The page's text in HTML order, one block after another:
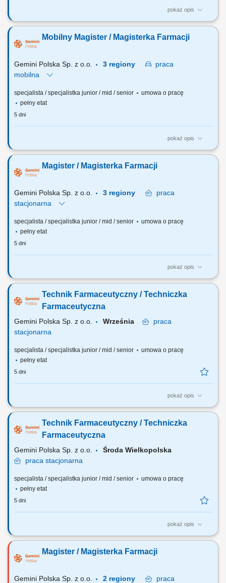
pokaż opis
Czego możesz się spodziewać? dynamiki pracy – z jednej strony
to Ty jesteś ekspertem – wierzymy w Twoją fachową wiedzę, dlatego
każdemu Pacjentowi możesz poświęcić tyle czasu, ile potrzebujesz i to
Mobilny Magister / Magisterka Farmacji
Gemini Polska Sp. z o.o.
praca
mobilna
specjalista / specjalistka junior / mid / senior
umowa o pracę
pełny etat
5 dni
pokaż opis
Czego możesz się spodziewać? dynamiki pracy – z jednej strony
to Ty jesteś ekspertem – wierzymy w Twoją fachową wiedzę, dlatego
każdemu Pacjentowi możesz poświęcić tyle czasu, ile potrzebujesz i to
Magister / Magisterka Farmacji
Gemini Polska Sp. z o.o.
praca
stacjonarna
specjalista / specjalistka junior / mid / senior
umowa o pracę
pełny etat
5 dni
pokaż opis
Czego możesz się spodziewać? dynamiki pracy – z jednej strony
to Ty jesteś ekspertem – wierzymy w Twoją fachową wiedzę, dlatego
każdemu Pacjentowi możesz poświęcić tyle czasu, ile potrzebujesz i to
Technik Farmaceutyczny / Techniczka
Farmaceutyczna
Gemini Polska Sp. z o.o. Września
praca
stacjonarna
specjalista / specjalistka junior / mid / senior
umowa o pracę
pełny etat
5 dni
pokaż opis
Czego możesz się spodziewać? dynamiki pracy – z jednej strony
to Ty jesteś ekspertem – wierzymy w Twoją fachową wiedzę, dlatego
każdemu Pacjentowi możesz poświęcić tyle czasu ile potrzebujesz i to
Technik Farmaceutyczny / Techniczka
Farmaceutyczna
Gemini Polska Sp. z o.o.
Środa Wielkopolska
praca stacjonarna
specjalista / specjalistka junior / mid / senior
umowa o pracę
pełny etat
5 dni
pokaż opis
Czego możesz się spodziewać? dynamiki pracy – z jednej strony
to Ty jesteś ekspertem – wierzymy w Twoją fachową wiedzę, dlatego
każdemu Pacjentowi możesz poświęcić tyle czasu ile potrzebujesz i to
Magister / Magisterka Farmacji
Gemini Polska Sp. z o.o.
praca